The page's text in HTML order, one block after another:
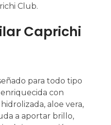
Club.
Caprichi
para todo tipo
con
aloe vera,
a aportar brillo,